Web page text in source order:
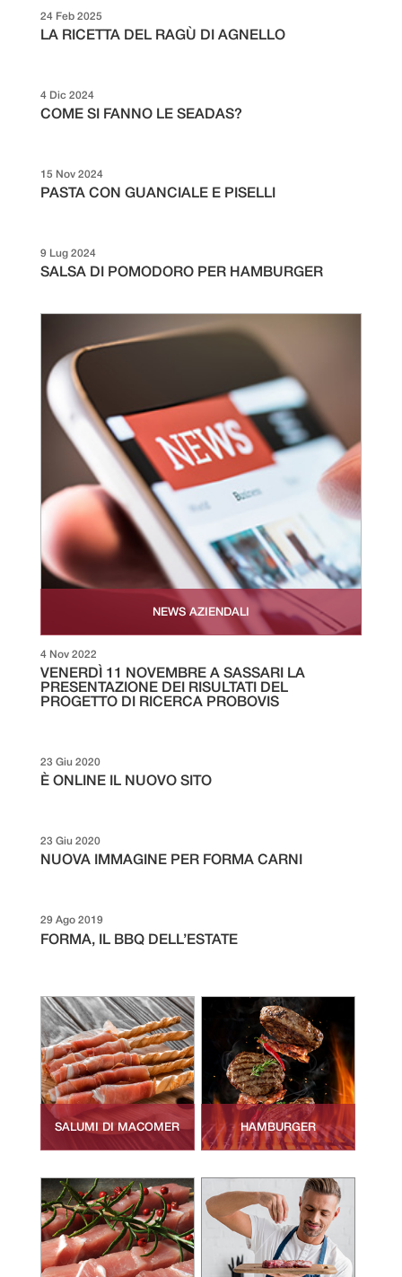
LA RICETTA DEL RAGÙ DI AGNELLO
24 Feb 2025
COME SI FANNO LE SEADAS?
4 Dic 2024
PASTA CON GUANCIALE E PISELLI
15 Nov 2024
SALSA DI POMODORO PER HAMBURGER
9 Lug 2024
NEWS AZIENDALI
VENERDÌ 11 NOVEMBRE A SASSARI LA
PRESENTAZIONE DEI RISULTATI DEL
PROGETTO DI RICERCA PROBOVIS
4 Nov 2022
È ONLINE IL NUOVO SITO
23 Giu 2020
NUOVA IMMAGINE PER FORMA CARNI
23 Giu 2020
FORMA, IL BBQ DELL’ESTATE
29 Ago 2019
SALUMI DI MACOMER HAMBURGER